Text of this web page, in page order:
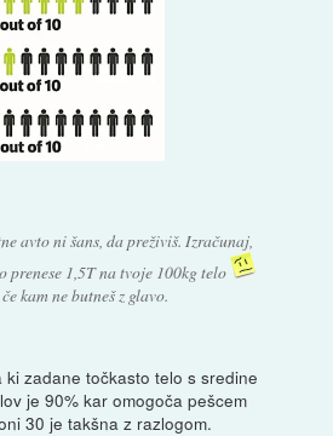
avto ni šans, da preživiš. Izračunaj,
1,5T na tvoje 100kg telo
kam ne butneš z glavo.
zadane točkasto telo s sredine
je 90% kar omogoča pešcem
30 je takšna z razlogom.